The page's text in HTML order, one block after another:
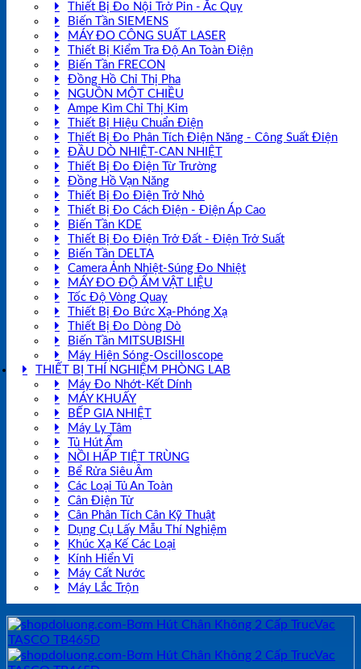
Thiết Bị Đo Nội Trở Pin - Ắc Quy
Biến Tần SIEMENS
MÁY ĐO CÔNG SUẤT LASER
Thiết Bị Kiểm Tra Độ An Toàn Điện
Biến Tần FRECON
Đồng Hồ Chỉ Thị Pha
NGUỒN MỘT CHIỀU
Ampe Kìm Chỉ Thị Kim
Thiết Bị Hiệu Chuẩn Điện
Thiết Bị Đo Phân Tích Điện Năng - Công Suất Điện
ĐẦU DÒ NHIỆT-CAN NHIỆT
Thiết Bị Đo Điện Từ Trường
Đồng Hồ Vạn Năng
Thiết Bị Đo Điện Trở Nhỏ
Thiết Bị Đo Cách Điện - Điện Áp Cao
Biến Tần KDE
Thiết Bị Đo Điện Trở Đất - Điện Trở Suất
Biến Tần DELTA
Camera Ảnh Nhiệt-Súng Đo Nhiệt
MÁY ĐO ĐỘ ẨM VẬT LIỆU
Tốc Độ Vòng Quay
Thiết Bị Đo Bức Xạ-Phóng Xạ
Thiết Bị Đo Dòng Dò
Biến Tần MITSUBISHI
Máy Hiện Sóng-Oscilloscope
THIẾT BỊ THÍ NGHIỆM PHÒNG LAB
Máy Đo Nhớt-Kết Dính
MÁY KHUẤY
BẾP GIA NHIỆT
Máy Ly Tâm
Tủ Hút Ẩm
NỒI HẤP TIỆT TRÙNG
Bể Rửa Siêu Âm
Các Loại Tủ An Toàn
Cân Điện Tử
Cân Phân Tích Cân Kỹ Thuật
Dụng Cụ Lấy Mẫu Thí Nghiệm
Khúc Xạ Kế Các Loại
Kính Hiển Vi
Máy Cất Nước
Máy Lắc Trộn